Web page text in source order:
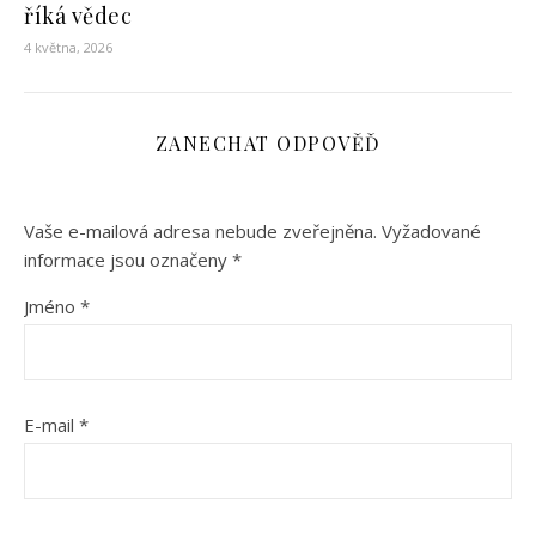
říká vědec
4 května, 2026
ZANECHAT ODPOVĚĎ
Vaše e-mailová adresa nebude zveřejněna. Vyžadované
informace jsou označeny *
Jméno *
E-mail *